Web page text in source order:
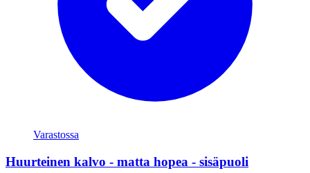
Varastossa
Huurteinen kalvo - matta hopea - sisäpuoli